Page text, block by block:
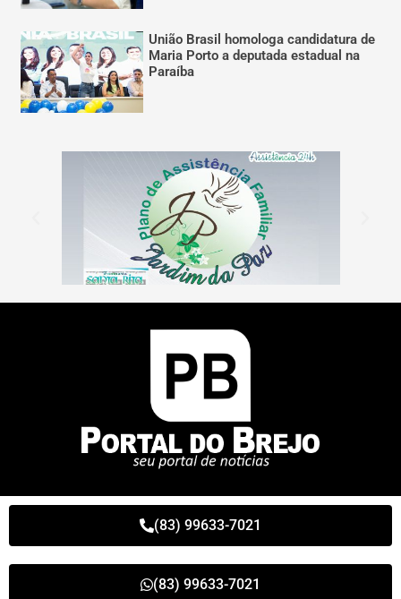
União Brasil homologa candidatura de
Maria Porto a deputada estadual na
Paraíba
(83) 99633-7021
(83) 99633-7021